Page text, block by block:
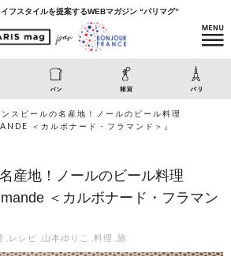
フスタイルを提案するWEBマガジン “パリマグ”
ンスビールの名産地！ノールのビール料理
＜カルボナード・フラマンド＞』
産地！ノールのビール料理
＜カルボナード・フラマン
レシピ 山本ゆりこ 料理 旅